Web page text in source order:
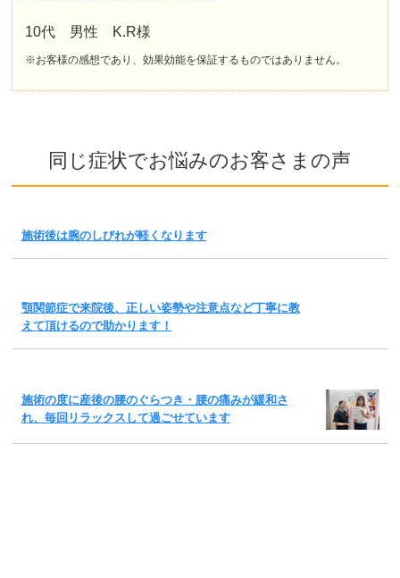
10代 男性 K.R様
※お客様の感想であり、効果効能を保証するものではありません。
同じ症状でお悩みのお客さまの声
施術後は腕のしびれが軽くなります
顎関節症で来院後、正しい姿勢や注意点など丁寧に教
えて頂けるので助かります！
施術の度に産後の腰のぐらつき・腰の痛みが緩和さ
れ、毎回リラックスして過ごせています